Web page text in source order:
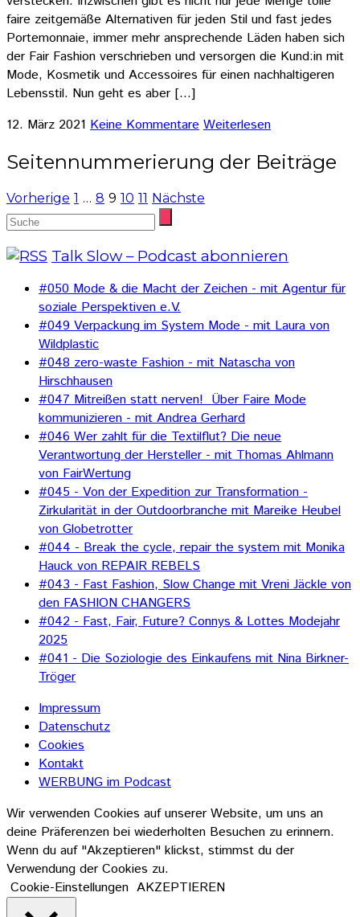
faire zeitgemäße Alternativen für jeden Stil und fast jedes
Portemonnaie, immer mehr ansprechende Läden haben sich
der Fair Fashion verschrieben und versorgen die Kund:in mit
Mode, Kosmetik und Accessoires für einen nachhaltigeren
Lebensstil. Nun geht es aber […]
12. März 2021 Keine Kommentare Weiterlesen
Seitennummerierung der Beiträge
Vorherige 1 … 8 9 10 11 Nächste
Talk Slow – Podcast abonnieren
#050 Mode & die Macht der Zeichen - mit Agentur für
soziale Perspektiven e.V.
#049 Verpackung im System Mode - mit Laura von
Wildplastic
#048 zero-waste Fashion - mit Natascha von
Hirschhausen
#047 Mitreißen statt nerven! Über Faire Mode
kommunizieren - mit Andrea Gerhard
#046 Wer zahlt für die Textilflut? Die neue
Verantwortung der Hersteller - mit Thomas Ahlmann
von FairWertung
#045 - Von der Expedition zur Transformation -
Zirkularität in der Outdoorbranche mit Mareike Heubel
von Globetrotter
#044 - Break the cycle, repair the system mit Monika
Hauck von REPAIR REBELS
#043 - Fast Fashion, Slow Change mit Vreni Jäckle von
den FASHION CHANGERS
#042 - Fast, Fair, Future? Connys & Lottes Modejahr
2025
#041 - Die Soziologie des Einkaufens mit Nina Birkner-
Tröger
Impressum
Datenschutz
Cookies
Kontakt
WERBUNG im Podcast
Wir verwenden Cookies auf unserer Website, um uns an
deine Präferenzen bei wiederholten Besuchen zu erinnern.
Wenn du auf "Akzeptieren" klickst, stimmst du der
Verwendung der Cookies zu.
Cookie-Einstellungen AKZEPTIEREN